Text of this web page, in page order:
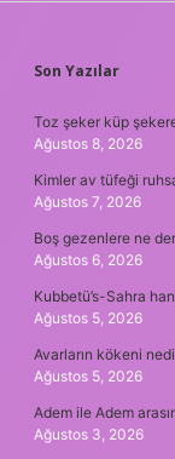
Son Yazılar
Toz şeker küp
Ağustos 8, 2026
Kimler av tüfeği
Ağustos 7, 2026
Boş gezenlere ne
Ağustos 6, 2026
Kubbetü’s-Sahra
Ağustos 5, 2026
Avarların kökeni
Ağustos 5, 2026
Adem ile Adem
Ağustos 3, 2026